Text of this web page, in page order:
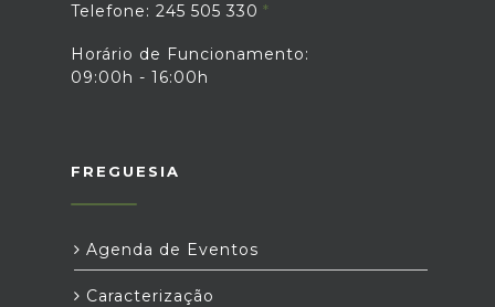
Telefone: 245 505 330
Horário de Funcionamento:
09:00h - 16:00h
FREGUESIA
Agenda de Eventos
Caracterização